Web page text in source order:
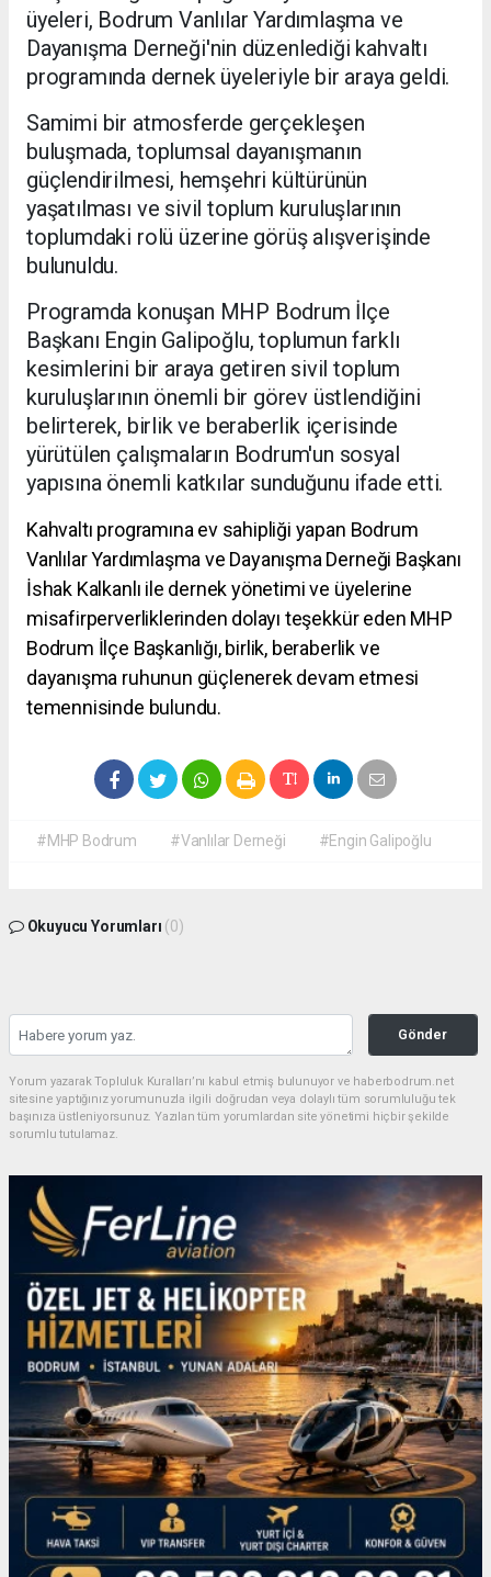
üyeleri, Bodrum Vanlılar Yardımlaşma ve
Dayanışma Derneği'nin düzenlediği kahvaltı
programında dernek üyeleriyle bir araya geldi.
Samimi bir atmosferde gerçekleşen
buluşmada, toplumsal dayanışmanın
güçlendirilmesi, hemşehri kültürünün
yaşatılması ve sivil toplum kuruluşlarının
toplumdaki rolü üzerine görüş alışverişinde
bulunuldu.
Programda konuşan MHP Bodrum İlçe
Başkanı Engin Galipoğlu, toplumun farklı
kesimlerini bir araya getiren sivil toplum
kuruluşlarının önemli bir görev üstlendiğini
belirterek, birlik ve beraberlik içerisinde
yürütülen çalışmaların Bodrum'un sosyal
yapısına önemli katkılar sunduğunu ifade etti.
Kahvaltı programına ev sahipliği yapan Bodrum
Vanlılar Yardımlaşma ve Dayanışma Derneği Başkanı
İshak Kalkanlı ile dernek yönetimi ve üyelerine
misafirperverliklerinden dolayı teşekkür eden MHP
Bodrum İlçe Başkanlığı, birlik, beraberlik ve
dayanışma ruhunun güçlenerek devam etmesi
temennisinde bulundu.
#MHP Bodrum #Vanlılar Derneği #Engin Galipoğlu
Okuyucu Yorumları (0)
Gönder
Yorum yazarak Topluluk Kuralları’nı kabul etmiş bulunuyor ve haberbodrum.net
sitesine yaptığınız yorumunuzla ilgili doğrudan veya dolaylı tüm sorumluluğu tek
başınıza üstleniyorsunuz. Yazılan tüm yorumlardan site yönetimi hiçbir şekilde
sorumlu tutulamaz.